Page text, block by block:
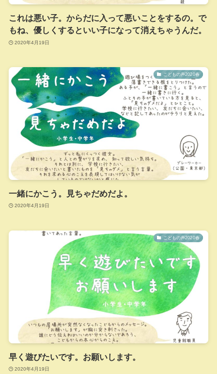
これは悪い子。からだに入って悪いことをするの。で
もね、優しくするといい子になって消えちゃうんだ。
2020年4月19日
こどもの声2020春
一緒にかこう。見ちゃだめだよ。
2020年4月19日
こどもの声2020春
早く遊びたいです。お願いします。
2020年4月19日